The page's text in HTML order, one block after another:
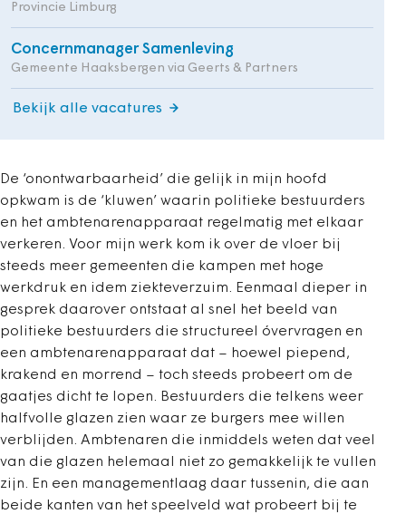
Provincie Limburg
Concernmanager Samenleving
Gemeente Haaksbergen via Geerts & Partners
Bekijk alle vacatures
De ‘onontwarbaarheid’ die gelijk in mijn hoofd
opkwam is de ‘kluwen’ waarin politieke bestuurders
en het ambtenarenapparaat regelmatig met elkaar
verkeren. Voor mijn werk kom ik over de vloer bij
steeds meer gemeenten die kampen met hoge
werkdruk en idem ziekteverzuim. Eenmaal dieper in
gesprek daarover ontstaat al snel het beeld van
politieke bestuurders die structureel óvervragen en
een ambtenarenapparaat dat – hoewel piepend,
krakend en morrend – toch steeds probeert om de
gaatjes dicht te lopen. Bestuurders die telkens weer
halfvolle glazen zien waar ze burgers mee willen
verblijden. Ambtenaren die inmiddels weten dat veel
van die glazen helemaal niet zo gemakkelijk te vullen
zijn. En een managementlaag daar tussenin, die aan
beide kanten van het speelveld wat probeert bij te